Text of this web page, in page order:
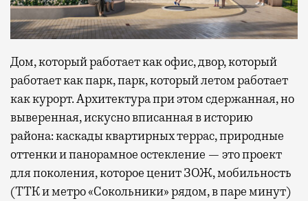
Дом, который работает как офис, двор, который
работает как парк, парк, который летом работает
как курорт. Архитектура при этом сдержанная, но
выверенная, искусно вписанная в историю
района: каскады квартирных террас, природные
оттенки и панорамное остекление — это проект
для поколения, которое ценит ЗОЖ, мобильность
(ТТК и метро «Сокольники» рядом, в паре минут)